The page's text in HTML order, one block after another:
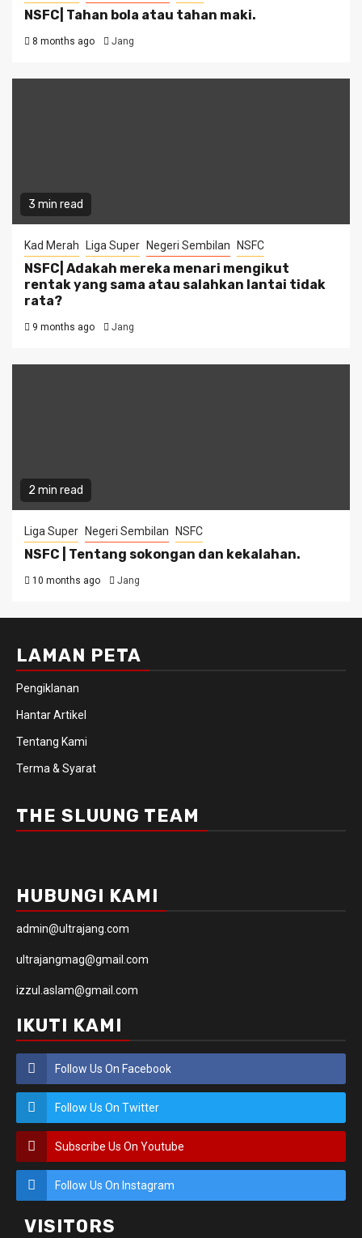
NSFC| Tahan bola atau tahan maki.
8 months ago Jang
3 min read
Kad Merah Liga Super Negeri Sembilan NSFC
NSFC| Adakah mereka menari mengikut
rentak yang sama atau salahkan lantai tidak
rata?
9 months ago Jang
2 min read
Liga Super Negeri Sembilan NSFC
NSFC | Tentang sokongan dan kekalahan.
10 months ago Jang
LAMAN PETA
Pengiklanan
Hantar Artikel
Tentang Kami
Terma & Syarat
THE SLUUNG TEAM
HUBUNGI KAMI
admin@ultrajang.com
ultrajangmag@gmail.com
izzul.aslam@gmail.com
IKUTI KAMI
Follow Us On Facebook
Follow Us On Twitter
Subscribe Us On Youtube
Follow Us On Instagram
VISITORS